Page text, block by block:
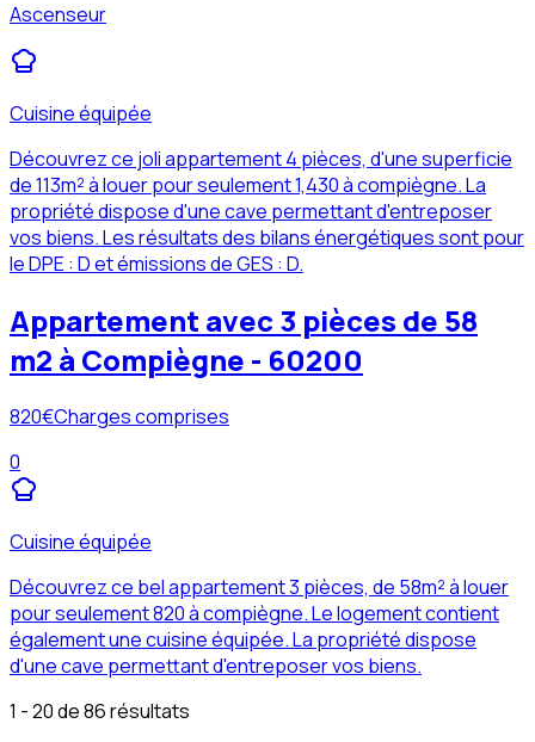
Ascenseur
Cuisine équipée
Découvrez ce joli appartement 4 pièces, d'une superficie
de 113m² à louer pour seulement 1,430 à compiègne. La
propriété dispose d'une cave permettant d'entreposer
vos biens. Les résultats des bilans énergétiques sont pour
le DPE : D et émissions de GES : D.
Appartement avec 3 pièces de 58
m2 à Compiègne - 60200
820€Charges comprises
0
Cuisine équipée
Découvrez ce bel appartement 3 pièces, de 58m² à louer
pour seulement 820 à compiègne. Le logement contient
également une cuisine équipée. La propriété dispose
d'une cave permettant d'entreposer vos biens.
1 - 20 de 86 résultats